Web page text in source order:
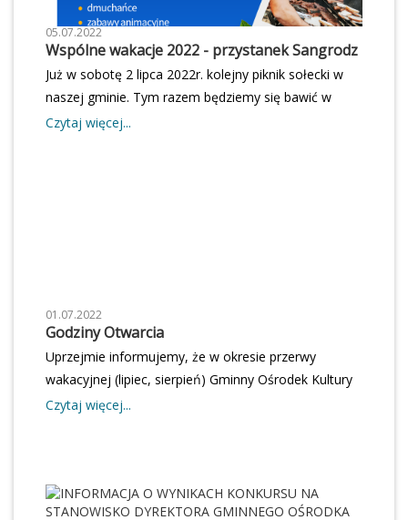
05.07.2022
Wspólne wakacje 2022 - przystanek Sangrodz
Już w sobotę 2 lipca 2022r. kolejny piknik sołecki w
naszej gminie. Tym razem będziemy się bawić w
Sangrodzu. Zapraszamy od godziny 16.00 Wstęp
Czytaj więcej...
01.07.2022
Godziny Otwarcia
Uprzejmie informujemy, że w okresie przerwy
wakacyjnej (lipiec, sierpień) Gminny Ośrodek Kultury
czynny jest w godzinach 8.00-16.00.
Czytaj więcej...